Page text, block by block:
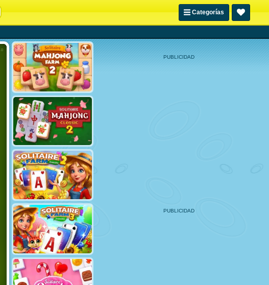
Categorías